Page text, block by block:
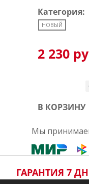
Категория:
НОВЫЙ
2 230
В КОРЗИНУ
Мы
ГАРАНТИЯ 7